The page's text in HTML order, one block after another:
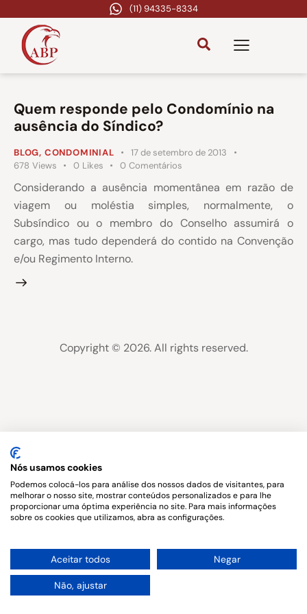
(11) 94335-8334
Quem responde pelo Condomínio na
ausência do Síndico?
BLOG, CONDOMINIAL
17 de setembro de 2013
678 Views 0 Likes 0 Comentários
Considerando a ausência momentânea em razão de
viagem ou moléstia simples, normalmente, o
Subsíndico ou o membro do Conselho assumirá o
cargo, mas tudo dependerá do contido na Convenção
e/ou Regimento Interno.
Copyright © 2026. All rights reserved.
Nós usamos cookies
Podemos colocá-los para análise dos nossos dados de visitantes, para
melhorar o nosso site, mostrar conteúdos personalizados e para lhe
proporcionar uma óptima experiência no site. Para mais informações
sobre os cookies que utilizamos, abra as configurações.
Aceitar todos Negar
Não, ajustar